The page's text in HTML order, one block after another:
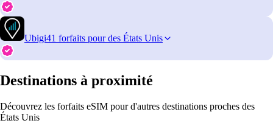
Ubigi41 forfaits pour des États Unis
Destinations à proximité
Découvrez les forfaits eSIM pour d'autres destinations proches des
États Unis